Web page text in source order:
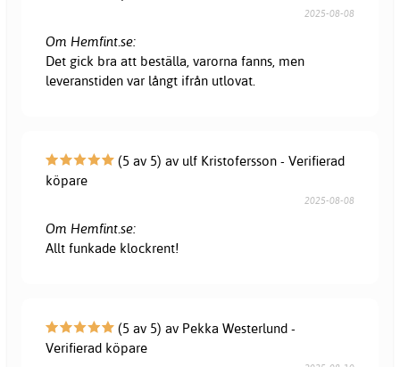
2025-08-08
Om Hemfint.se:
Det gick bra att beställa, varorna fanns, men
leveranstiden var långt ifrån utlovat.
(5 av 5) av ulf Kristofersson - Verifierad
köpare
2025-08-08
Om Hemfint.se:
Allt funkade klockrent!
(5 av 5) av Pekka Westerlund -
Verifierad köpare